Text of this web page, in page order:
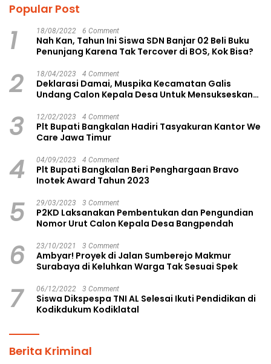
Popular Post
1 18/08/2022 6 Comment
Nah Kan, Tahun Ini Siswa SDN Banjar 02 Beli Buku
Penunjang Karena Tak Tercover di BOS, Kok Bisa?
2 18/04/2023 4 Comment
Deklarasi Damai, Muspika Kecamatan Galis
Undang Calon Kepala Desa Untuk Mensukseskan
3 12/02/2023 4 Comment
Plt Bupati Bangkalan Hadiri Tasyakuran Kantor We
Care Jawa Timur
4 04/09/2023 4 Comment
Plt Bupati Bangkalan Beri Penghargaan Bravo
Inotek Award Tahun 2023
5 29/03/2023 3 Comment
P2KD Laksanakan Pembentukan dan Pengundian
Nomor Urut Calon Kepala Desa Bangpendah
6 23/10/2021 3 Comment
Ambyar! Proyek di Jalan Sumberejo Makmur
Surabaya di Keluhkan Warga Tak Sesuai Spek
7 06/12/2022 3 Comment
Siswa Dikspespa TNI AL Selesai Ikuti Pendidikan di
Kodikdukum Kodiklatal
Berita Kriminal